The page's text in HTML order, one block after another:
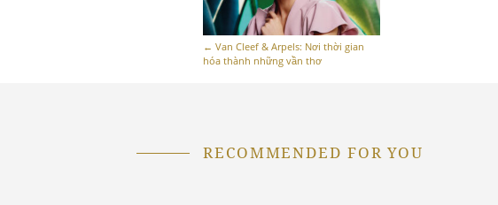
← Van Cleef & Arpels: Nơi thời gian
hóa thành những vần thơ
RECOMMENDED FOR YOU